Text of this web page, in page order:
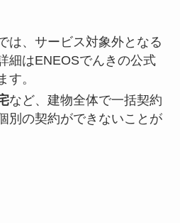
は、サービス対象外となる
細はENEOSでんきの公式
す。
など、建物全体で一括契約
別の契約ができないことが